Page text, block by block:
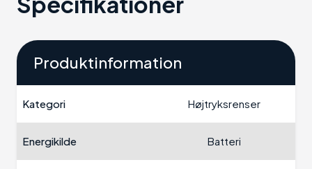
Produktinformation
Kategori Højtryksrenser
Energikilde Batteri